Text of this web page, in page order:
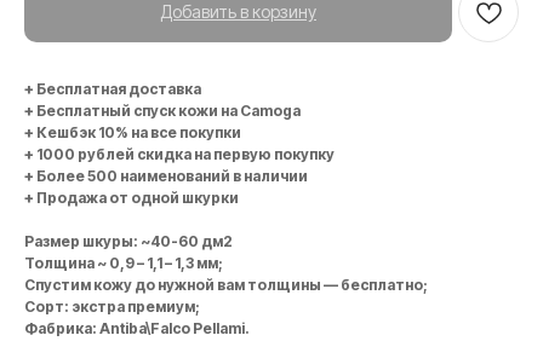
Добавить в корзину
+ Бесплатная доставка
+ Бесплатный спуск кожи на Camoga
+ Кешбэк 10% на все покупки
+ 1000 рублей скидка на первую покупку
+ Более 500 наименований в наличии
+ Продажа от одной шкурки
Размер шкуры: ~40-60 дм2
Толщина ~ 0,9 – 1,1 – 1,3 мм;
Спустим кожу до нужной вам толщины — бесплатно;
Сорт: экстра премиум;
Фабрика: Antiba\Falco Pellami.